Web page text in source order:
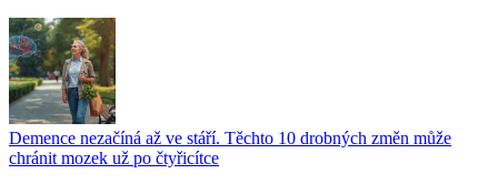
Demence nezačíná až ve stáří. Těchto 10 drobných změn může
chránit mozek už po čtyřicítce